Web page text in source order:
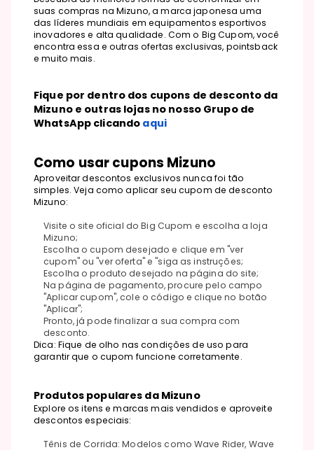
suas compras na Mizuno, a marca japonesa uma
das líderes mundiais em equipamentos esportivos
inovadores e alta qualidade. Com o Big Cupom, você
encontra essa e outras ofertas exclusivas, pointsback
e muito mais.
Fique por dentro dos cupons de desconto da
Mizuno e outras lojas no nosso Grupo de
WhatsApp clicando aqui
Como usar cupons Mizuno
Aproveitar descontos exclusivos nunca foi tão
simples. Veja como aplicar seu cupom de desconto
Mizuno:
Visite o site oficial do Big Cupom e escolha a loja
Mizuno;
Escolha o cupom desejado e clique em "ver
cupom" ou "ver oferta" e "siga as instruções;
Escolha o produto desejado na página do site;
Na página de pagamento, procure pelo campo
"Aplicar cupom", cole o código e clique no botão
"Aplicar";
Pronto, já pode finalizar a sua compra com
desconto.
Dica: Fique de olho nas condições de uso para
garantir que o cupom funcione corretamente.
Produtos populares da Mizuno
Explore os itens e marcas mais vendidos e aproveite
descontos especiais:
Tênis de Corrida: Modelos como Wave Rider, Wave